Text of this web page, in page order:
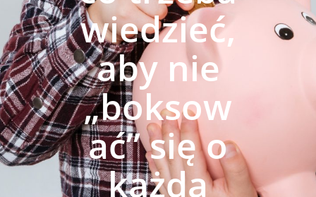
wiedzieć,
aby nie
„boksow
ać” się o
każdą